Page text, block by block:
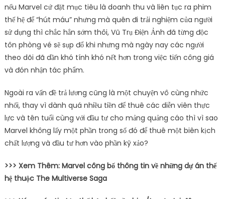
nếu Marvel cứ đặt mục tiêu là doanh thu và liên tục ra phim
thế hệ để “hút máu” nhưng mà quên đi trải nghiệm của người
sử dụng thì chắc hẳn sớm thôi, Vũ Trụ Điện Ảnh đã từng độc
tôn phòng vé sẽ sụp đổ khi nhưng mà ngày nay các người
theo dõi đã dần khó tính khó nết hơn trong việc tiến công giá
và đón nhận tác phẩm.
Ngoài ra vấn đề trả lương cũng là một chuyện vô cùng nhức
nhối, thay vì dành quá nhiều tiền để thuê các diễn viên thực
lực và tên tuổi cùng với đầu tư cho mảng quảng cáo thì vì sao
Marvel không lấy một phần trong số đó để thuê một biên kịch
chất lượng và đầu tư hơn vào phần kỹ xảo?
>>> Xem Thêm: Marvel công bố thông tin về những dự án thế
hệ thuộc The Multiverse Saga